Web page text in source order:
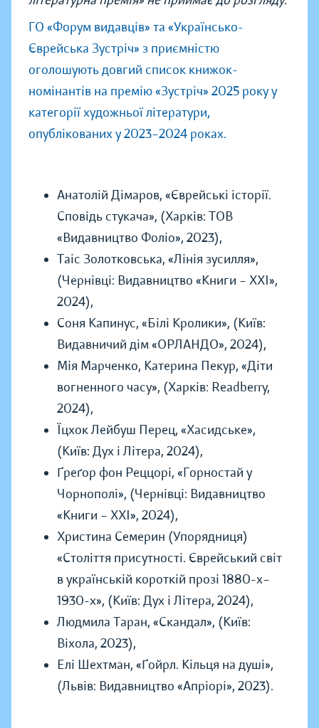
ГО «Форум видавців» та «Українсько-
Єврейська Зустріч» з приємністю
оголошують довгий список книжок-
номінантів на премію «Зустріч» 2025 року у
категорії художньої літератури,
опублікованих у 2023–2024 роках.
Анатолій Дімаров, «Єврейські історії.
Сповідь стукача», (Харків: ТОВ
«Видавництво Фоліо», 2023),
Таіс Золотковська, «Лінія зусилля»,
(Чернівці: Видавництво «Книги – ХХІ»,
2024),
Соня Капинус, «Білі Кролики», (Київ:
Видавничий дім «ОРЛАНДО», 2024),
Мія Марченко, Катерина Пекур, «Діти
вогненного часу», (Харків: Readberry,
2024),
Їцхок Лейбуш Перец, «Хасидське»,
(Київ: Дух і Літера, 2024),
Ґреґор фон Реццорі, «Горностай у
Чорнополі», (Чернівці: Видавництво
«Книги – ХХІ», 2024),
Христина Семерин (Упорядниця)
«Століття присутності. Єврейський світ
в українській короткій прозі 1880-х–
1930-х», (Київ: Дух і Літера, 2024),
Людмила Таран, «Скандал», (Київ:
Віхола, 2023),
Елі Шехтман, «Ґойрл. Кільця на душі»,
(Львів: Видавництво «Апріорі», 2023).